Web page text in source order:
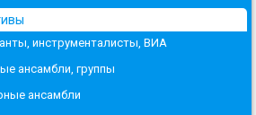
инструменталисты, ВИА
ансамбли, группы
ансамбли